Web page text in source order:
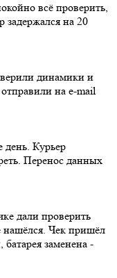
всё проверить,
на 20
динамики и
на e-mail
день. Курьер
Перенос данных
дали проверить
нашёлся. Чек пришёл
заменена -